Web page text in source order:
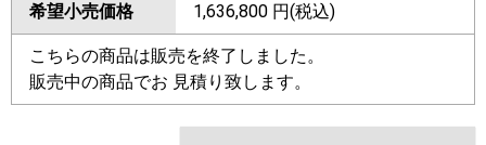
希望小売価格 1,636,800 円(税込)
こちらの商品は販売を終了しました。
販売中の商品でお 見積り致します。